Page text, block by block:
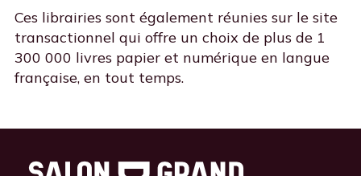
Ces librairies sont également réunies sur le site
transactionnel qui offre un choix de plus de 1
300 000 livres papier et numérique en langue
française, en tout temps.